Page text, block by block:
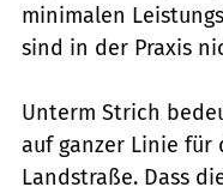
minimalen
sind in der Praxis
Unterm Strich
auf ganzer Linie für
Landstraße. Dass